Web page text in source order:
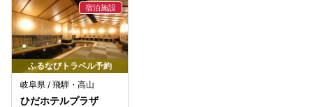
ふるなびトラベル予約
岐阜県 / 飛騨・高山
ひだホテルプラザ